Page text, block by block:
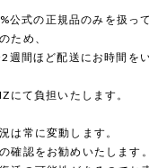
式の正規品のみを扱って
ため、
週間ほど配送にお時間を
にて負担いたします。
は常に変動します。
確認をお勧めいたします。